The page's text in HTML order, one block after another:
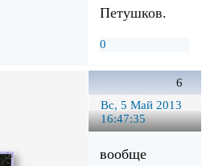
Петушков.
0
6
Вс, 5 Май 2013
16:47:35
вообще